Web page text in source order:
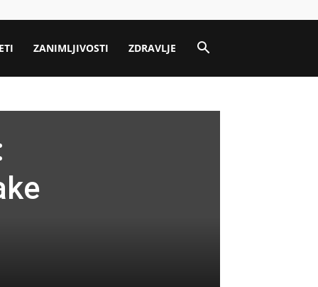
ZANIMLJIVOSTI ZDRAVLJE